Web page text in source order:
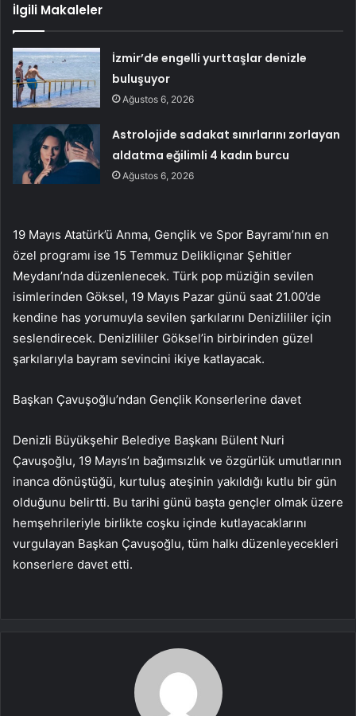
İlgili Makaleler
İzmir’de engelli yurttaşlar denizle
buluşuyor
Ağustos 6, 2026
Astrolojide sadakat sınırlarını zorlayan
aldatma eğilimli 4 kadın burcu
Ağustos 6, 2026
19 Mayıs Atatürk’ü Anma, Gençlik ve Spor Bayramı’nın en
özel programı ise 15 Temmuz Delikliçınar Şehitler
Meydanı’nda düzenlenecek. Türk pop müziğin sevilen
isimlerinden Göksel, 19 Mayıs Pazar günü saat 21.00’de
kendine has yorumuyla sevilen şarkılarını Denizlililer için
seslendirecek. Denizlililer Göksel’in birbirinden güzel
şarkılarıyla bayram sevincini ikiye katlayacak.
Başkan Çavuşoğlu’ndan Gençlik Konserlerine davet
Denizli Büyükşehir Belediye Başkanı Bülent Nuri
Çavuşoğlu, 19 Mayıs’ın bağımsızlık ve özgürlük umutlarının
inanca dönüştüğü, kurtuluş ateşinin yakıldığı kutlu bir gün
olduğunu belirtti. Bu tarihi günü başta gençler olmak üzere
hemşehrileriyle birlikte coşku içinde kutlayacaklarını
vurgulayan Başkan Çavuşoğlu, tüm halkı düzenleyecekleri
konserlere davet etti.